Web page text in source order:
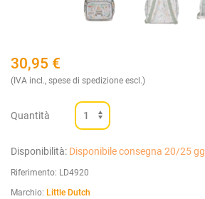
30,95 €
(IVA incl., spese di spedizione escl.)
Quantità
Disponibilità: Disponibile consegna 20/25 gg
Riferimento: LD4920
Marchio: Little Dutch